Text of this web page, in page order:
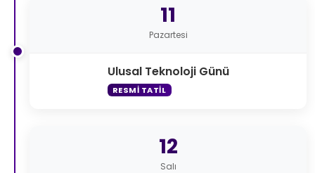
11
Pazartesi
Ulusal Teknoloji Günü
RESMI TATIL
12
Salı